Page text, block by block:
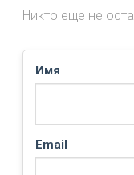
Никто еще не
Имя
Email